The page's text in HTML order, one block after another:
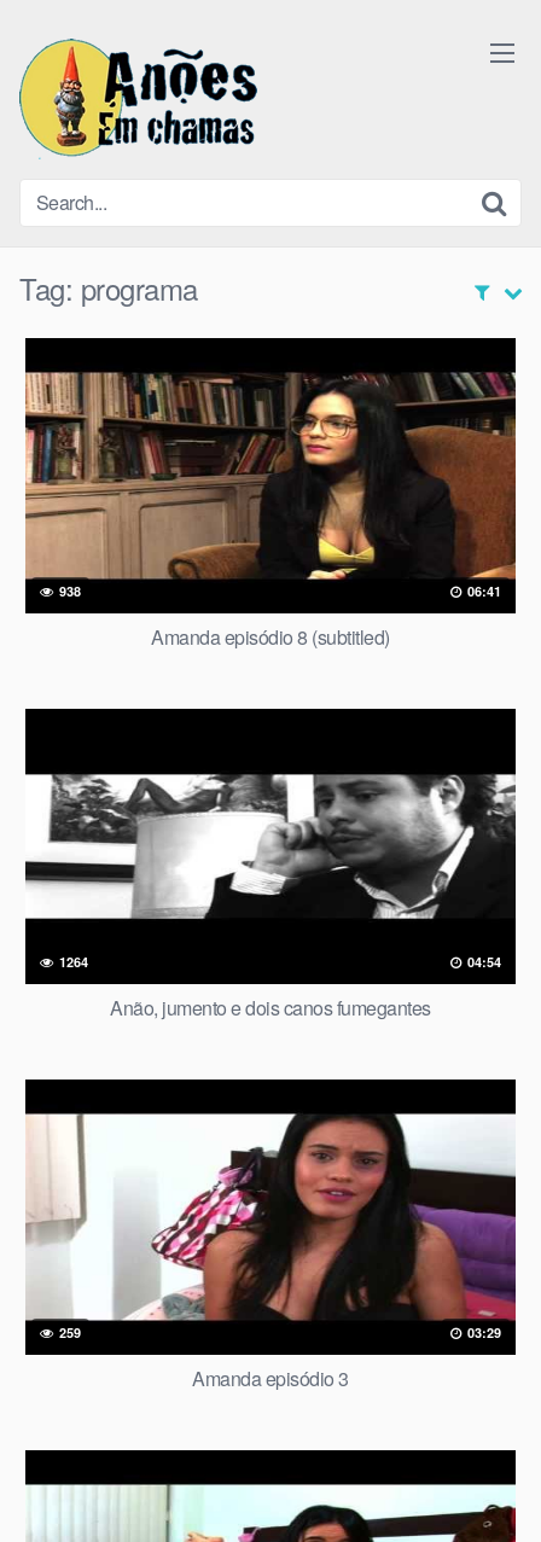
content
Tag: programa
938 06:41
Amanda episódio 8 (subtitled)
1264 04:54
Anão, jumento e dois canos fumegantes
259 03:29
Amanda episódio 3